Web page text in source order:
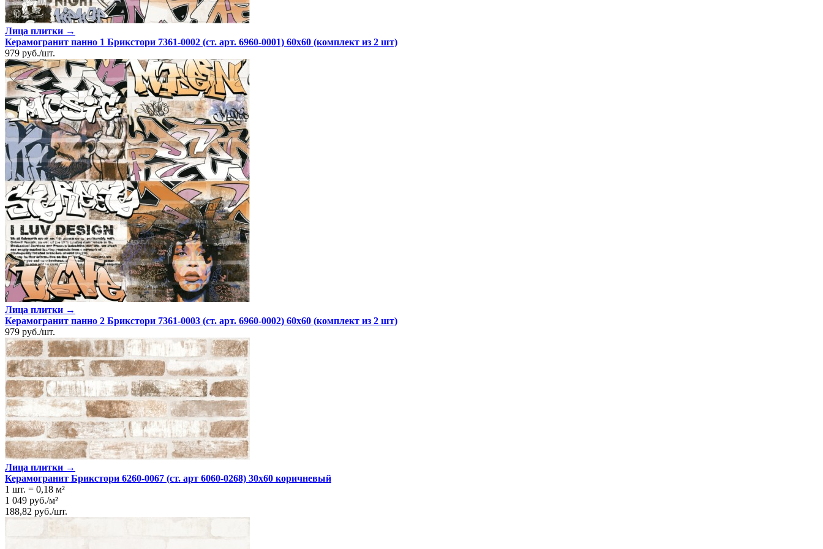
Лица плитки →
Керамогранит панно 1 Брикстори 7361-0002 (ст. арт. 6960-0001) 60х60 (комплект из 2 шт)
979 руб./шт.
Лица плитки →
Керамогранит панно 2 Брикстори 7361-0003 (ст. арт. 6960-0002) 60х60 (комплект из 2 шт)
979 руб./шт.
Лица плитки →
Керамогранит Брикстори 6260-0067 (ст. арт 6060-0268) 30х60 коричневый
1 шт. = 0,18 м²
1 049 руб./м²
188,82 руб./шт.